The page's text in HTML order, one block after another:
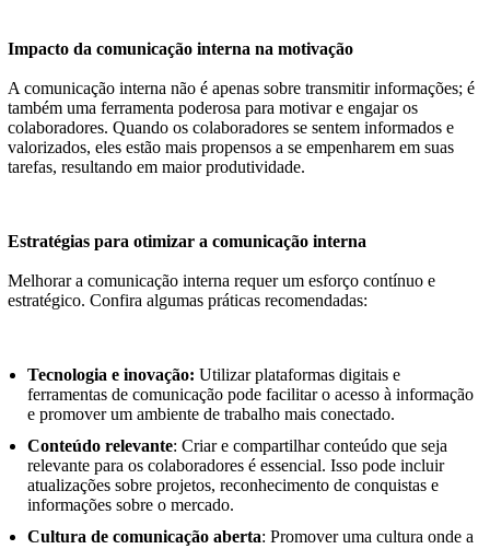
Impacto da comunicação interna na motivação
A comunicação interna não é apenas sobre transmitir informações; é
também uma ferramenta poderosa para motivar e engajar os
colaboradores. Quando os colaboradores se sentem informados e
valorizados, eles estão mais propensos a se empenharem em suas
tarefas, resultando em maior produtividade.
Estratégias para otimizar a comunicação interna
Melhorar a comunicação interna requer um esforço contínuo e
estratégico. Confira algumas práticas recomendadas:
Tecnologia e inovação: Utilizar plataformas digitais e
ferramentas de comunicação pode facilitar o acesso à informação
e promover um ambiente de trabalho mais conectado.
Conteúdo relevante: Criar e compartilhar conteúdo que seja
relevante para os colaboradores é essencial. Isso pode incluir
atualizações sobre projetos, reconhecimento de conquistas e
informações sobre o mercado.
Cultura de comunicação aberta: Promover uma cultura onde a